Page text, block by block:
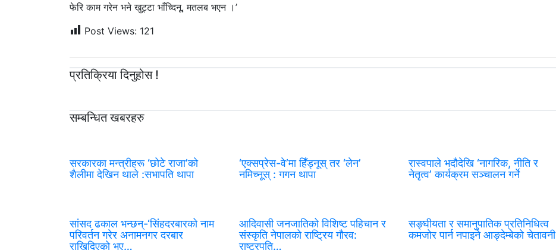
फेरि काम गरेन भने खुट्टा भाँच्दिनू, मतलब भएन ।’
Post Views: 121
प्रतिक्रिया दिनुहोस !
सम्बन्धित खबरहरु
सरकारका मन्त्रीहरू ‘छोटे राजा’को
शैलीमा देखिन थाले :सभापति थापा
‘एक्सप्रेस-वे’मा हिँड्नूस् तर ‘लेन’
नमिच्नूस् : गगन थापा
रास्वपाले भदौदेखि ‘नागरिक, नीति र
नेतृत्व’ कार्यक्रम सञ्चालन गर्ने
सांसद ढकाल भन्छन्-‘सिंहदरबारको नाम
परिवर्तन गरेर अनामनगर दरबार
राखिदिएको भए…
आदिवासी जनजातिको विशिष्ट पहिचान र
संस्कृति नेपालको राष्ट्रिय गौरव:
राष्ट्रपति…
सङ्घीयता र समानुपातिक प्रतिनिधित्व
कमजोर पार्न नपाइने आङ्देम्बेको चेतावनी